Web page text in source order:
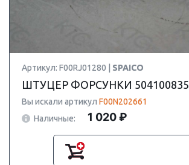
Артикул: F00RJ01280 | SPAICO
ШТУЦЕР ФОРСУНКИ 504100835
Вы искали артикул F00N202661
Наличные:
1 020 ₽